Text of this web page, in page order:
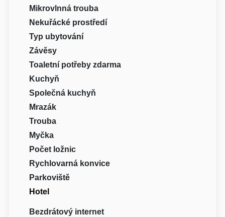
Mikrovlnná trouba
Nekuřácké prostředí
Typ ubytování
Závěsy
Toaletní potřeby zdarma
Kuchyň
Společná kuchyň
Mrazák
Trouba
Myčka
Počet ložnic
Rychlovarná konvice
Parkoviště
Hotel
Bezdrátový internet